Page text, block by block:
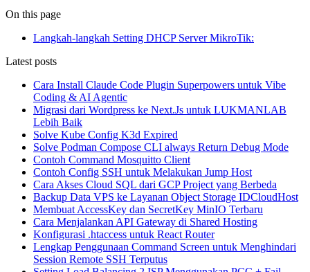
On this page
Langkah-langkah Setting DHCP Server MikroTik:
Latest posts
Cara Install Claude Code Plugin Superpowers untuk Vibe
Coding & AI Agentic
Migrasi dari Wordpress ke Next.Js untuk LUKMANLAB
Lebih Baik
Solve Kube Config K3d Expired
Solve Podman Compose CLI always Return Debug Mode
Contoh Command Mosquitto Client
Contoh Config SSH untuk Melakukan Jump Host
Cara Akses Cloud SQL dari GCP Project yang Berbeda
Backup Data VPS ke Layanan Object Storage IDCloudHost
Membuat AccessKey dan SecretKey MinIO Terbaru
Cara Menjalankan API Gateway di Shared Hosting
Konfigurasi .htaccess untuk React Router
Lengkap Penggunaan Command Screen untuk Menghindari
Session Remote SSH Terputus